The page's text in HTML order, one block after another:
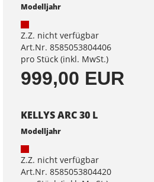
Modelljahr
Z.Z. nicht verfügbar
Art.Nr. 8585053804406
pro Stück (inkl. MwSt.)
999,00 EUR
KELLYS ARC 30 L
Modelljahr
Z.Z. nicht verfügbar
Art.Nr. 8585053804420